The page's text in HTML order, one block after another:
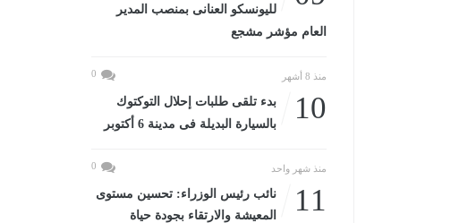
لليونسكو العنانى بمنصب المدير
العام مؤشر مشجع
منذ 8 أشهر 0
10
بدء تلقى طلبات إحلال التوكتوك
بالسيارة البديلة فى مدينة 6 أكتوبر
منذ شهر واحد 0
11
نائب رئيس الوزراء: تحسين مستوى
المعيشة والارتقاء بجودة حياة